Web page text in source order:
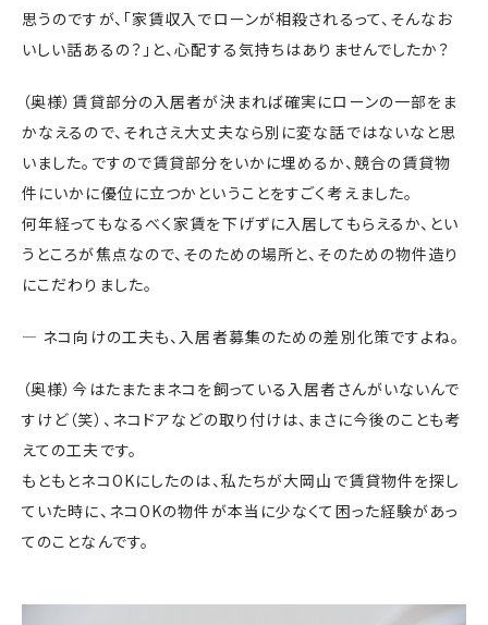
思うのですが、「家賃収入でローンが相殺されるって、そんなお
いしい話あるの？」と、心配する気持ちはありませんでしたか？
（奥様）賃貸部分の入居者が決まれば確実にローンの一部をま
かなえるので、それさえ大丈夫なら別に変な話ではないなと思
いました。ですので賃貸部分をいかに埋めるか、競合の賃貸物
件にいかに優位に立つかということをすごく考えました。
何年経ってもなるべく家賃を下げずに入居してもらえるか、とい
うところが焦点なので、そのための場所と、そのための物件造り
にこだわりました。
― ネコ向けの工夫も、入居者募集のための差別化策ですよね。
（奥様）今はたまたまネコを飼っている入居者さんがいないんで
すけど（笑）、ネコドアなどの取り付けは、まさに今後のことも考
えての工夫です。
もともとネコOKにしたのは、私たちが大岡山で賃貸物件を探し
ていた時に、ネコOKの物件が本当に少なくて困った経験があっ
てのことなんです。